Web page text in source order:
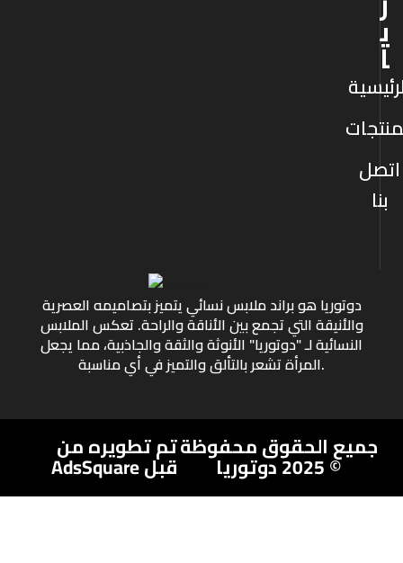
ي
ا
اتصل
بنا
دوتوريا هو براند ملابس نسائي يتميز بتصاميمه العصرية
والأنيقة التي تجمع بين الأناقة والراحة. تعكس الملابس
النسائية لـ "دوتوريا" الأنوثة والثقة والجاذبية، مما يجعل
المرأة تشعر بالتألق والتميز في أي مناسبة.
جميع الحقوق محفوظة
© 2025 دوتوريا
تم تطويره من
قبل AdsSquare